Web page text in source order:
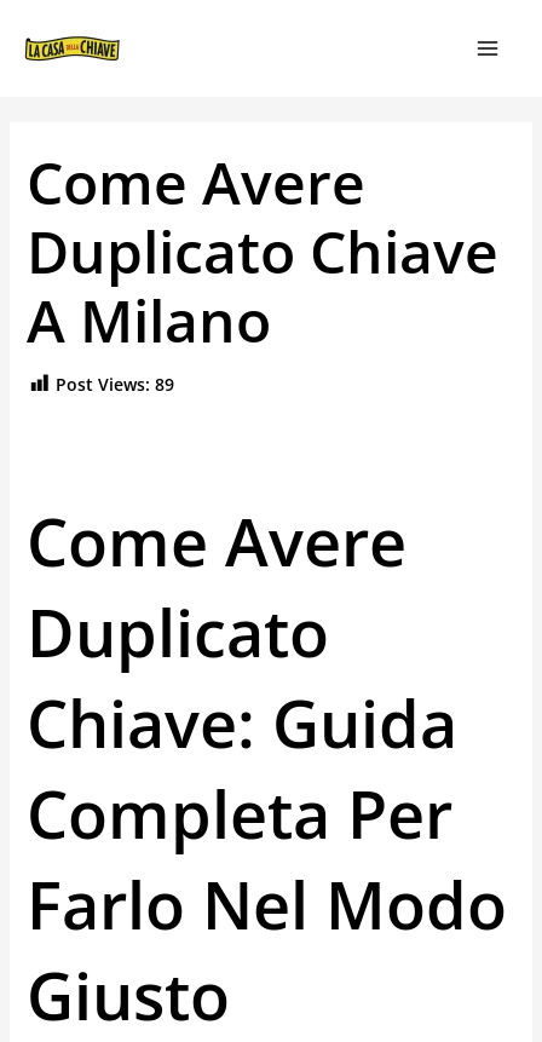
Come Avere
Duplicato Chiave
A Milano
Post Views: 89
Come Avere
Duplicato
Chiave: Guida
Completa Per
Farlo Nel Modo
Giusto
ARTICOLI